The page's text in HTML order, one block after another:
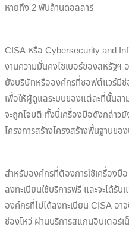
หายถึง 2 พันล้านดอลลาร์
CISA หรือ Cybersecurity and
งานความมั่นคงไซเบอร์ของสหรัฐฯ
ยังบริษัทหรือองค์กรที่ซอฟต์แวร์มีช่
เพื่อให้ผู้ดูแลระบบของแต่ละที่นั้นส
จะถูกโจมตี ทั้งนี้เครื่องมือดังกล่าว
โครงการสร้างโครงสร้างพื้นฐานขอ
สำหรับองค์กรที่ต้องการใช้เครื่องมื
ลงทะเบียนใช้บริการฟรี และจะได้รั
องค์กรที่ไม่ได้ลงทะเบียน CISA
ช่องโหว่ ผ่านบริการสแกนอินเตอร์